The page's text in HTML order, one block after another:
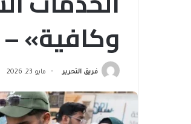
وكافية» –
فريق التحرير مايو 23, 2026